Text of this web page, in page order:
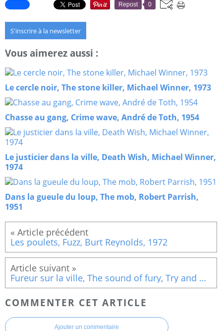
Repost 0
S'inscrire à la newsletter
Vous aimerez aussi :
Le cercle noir, The stone killer, Michael Winner, 1973
Chasse au gang, Crime wave, André de Toth, 1954
Le justicier dans la ville, Death Wish, Michael Winner,
1974
Dans la gueule du loup, The mob, Robert Parrish,
1951
Les poulets, Fuzz, Burt Reynolds, 1972
Fureur sur la ville, The sound of fury, Try and Get Me! Cy Endfield, 1950
COMMENTER CET ARTICLE
Ajouter un commentaire